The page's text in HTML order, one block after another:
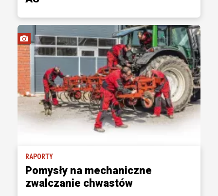
RAPORTY
Pomysły na mechaniczne
zwalczanie chwastów